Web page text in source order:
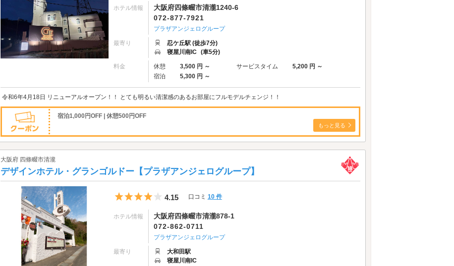
ホテル情報
大阪府四條畷市清瀧1240-6
072-877-7921
プラザアンジェログループ
最寄り
忍ケ丘駅 (徒歩7分)
寝屋川南IC (車5分)
料金 休憩 3,500 円 ～ サービスタイム
5,200 円 ～
宿泊
5,300 円 ～
令和6年4月18日 リニューアルオープン！！ とても明るい清潔感のあるお部屋にフルモデルチェンジ！！
宿泊1,000円OFF | 休憩500円OFF
もっと見る
大阪府 四條畷市清瀧
デザインホテル・グランゴルドー【プラザアンジェログループ】
5つ星のうち4
4.15 口コミ 10 件
ホテル情報
大阪府四條畷市清瀧878-1
072-862-0711
プラザアンジェログループ
最寄り
大和田駅
寝屋川南IC